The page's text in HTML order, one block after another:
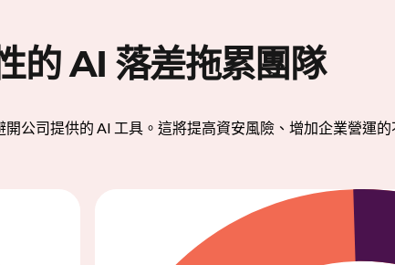
的 AI 落差拖累團隊
公司提供的 AI 工具。這將提高資安風險、增加企業營運的